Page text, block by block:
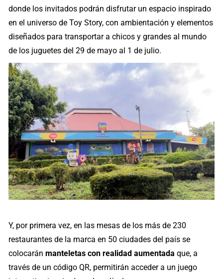
donde los invitados podrán disfrutar un espacio inspirado
en el universo de Toy Story, con ambientación y elementos
diseñados para transportar a chicos y grandes al mundo
de los juguetes del 29 de mayo al 1 de julio.
Y, por primera vez, en las mesas de los más de 230
restaurantes de la marca en 50 ciudades del país se
colocaránmanteletas con realidad aumentada que, a
través de un código QR, permitirán acceder a un juego